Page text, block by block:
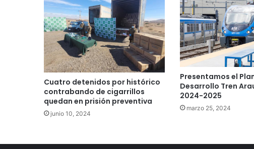
Cuatro detenidos por histórico
contrabando de cigarrillos
quedan en prisión preventiva
junio 10, 2024
Presentamos el
Desarrollo Tren
2024-2025
marzo 25, 2024